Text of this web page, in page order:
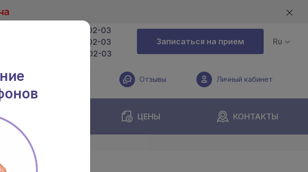
(096) 203-02-03
(063) 203-02-03
(050) 203-02-03
Записаться на прием Ru
Отзывы Личный кабинет
ЦЕНЫ КОНТАКТЫ